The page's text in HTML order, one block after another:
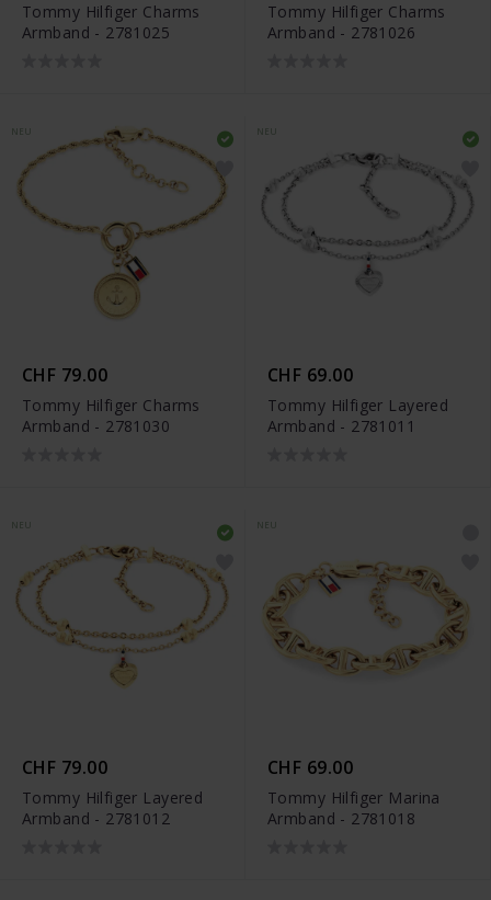
Tommy Hilfiger Charms
Armband - 2781025
Tommy Hilfiger Charms
Armband - 2781026
CHF 79.00
Tommy Hilfiger Charms
Armband - 2781030
CHF 69.00
Tommy Hilfiger Layered
Armband - 2781011
CHF 79.00
Tommy Hilfiger Layered
Armband - 2781012
CHF 69.00
Tommy Hilfiger Marina
Armband - 2781018